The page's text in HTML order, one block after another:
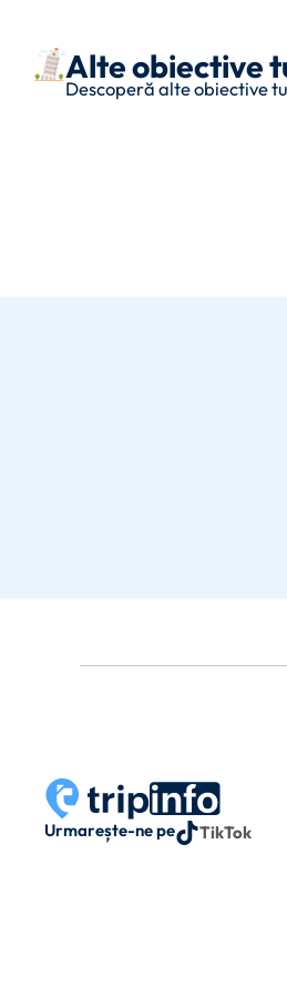
Alte obiective
Descoperă alte obiective
Urmarește-ne pe TikTok